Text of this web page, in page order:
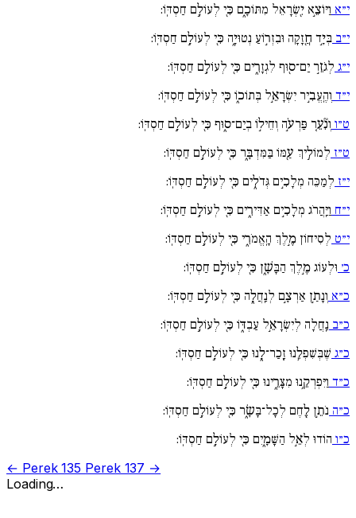
י״א וַיּוֹצֵ֣א יִ֖שְׂרָאֵל מִתּוֹכָ֑ם כִּ֖י לְעוֹלָ֣ם חַסְדּֽוֹ:
י״ב בְּיָ֣ד חֲ֖זָקָה וּבִזְר֣וֹעַ נְטוּיָ֑ה כִּ֖י לְעוֹלָ֣ם חַסְדּֽוֹ:
י״ג לְגֹזֵ֣ר יַם־ס֖וּף לִגְזָרִ֑ים כִּ֖י לְעוֹלָ֣ם חַסְדּֽוֹ:
י״ד וְהֶֽעֱבִ֣יר יִשְׂרָאֵ֣ל בְּתוֹכ֑וֹ כִּ֖י לְעוֹלָ֣ם חַסְדּֽוֹ:
ט״ו וְנִ֘עֵ֚ר פַּרְעֹ֣ה וְחֵיל֣וֹ בְיַם־ס֑וּף כִּ֖י לְעוֹלָ֣ם חַסְדּֽוֹ:
ט״ז לְמוֹלִ֣יךְ עַ֖מּוֹ בַּמִּדְבָּ֑ר כִּ֖י לְעוֹלָ֣ם חַסְדּֽוֹ:
י״ז לְמַכֵּה מְלָכִ֣ים גְּדֹלִ֑ים כִּ֖י לְעוֹלָ֣ם חַסְדּֽוֹ:
י״ח וַיַּֽהֲרֹג מְלָכִ֣ים אַדִּירִ֑ים כִּ֖י לְעוֹלָ֣ם חַסְדּֽוֹ:
י״ט לְסִיחוֹן מֶ֣לֶךְ הָֽאֱמֹרִ֑י כִּ֖י לְעוֹלָ֣ם חַסְדּֽוֹ:
כ׳ וּלְעוֹג מֶ֣לֶךְ הַבָּשָׁ֑ן כִּ֖י לְעוֹלָ֣ם חַסְדּֽוֹ:
כ״א וְנָתַ֣ן אַרְצָ֣ם לְנַֽחֲלָ֑ה כִּ֖י לְעוֹלָ֣ם חַסְדּֽוֹ:
כ״ב נַֽחֲלָה לְיִשְׂרָאֵ֣ל עַבְדּ֑וֹ כִּ֖י לְעוֹלָ֣ם חַסְדּֽוֹ:
כ״ג שֶׁבְּשִׁפְלֵ֥נוּ זָֽכַר־לָ֑נוּ כִּ֖י לְעוֹלָ֣ם חַסְדּֽוֹ:
כ״ד וַיִּפְרְקֵ֥נוּ מִצָּרֵ֑ינוּ כִּ֖י לְעוֹלָ֣ם חַסְדּֽוֹ:
כ״ה נֹתֵ֣ן לֶ֖חֶם לְכָל־בָּשָׂ֑ר כִּ֖י לְעוֹלָ֣ם חַסְדּֽוֹ:
כ״ו הוֹדוּ לְאֵ֣ל הַשָּׁמָ֑יִם כִּ֖י לְעוֹלָ֣ם חַסְדּֽוֹ:
← Perek 135 Perek 137 →
Loading…